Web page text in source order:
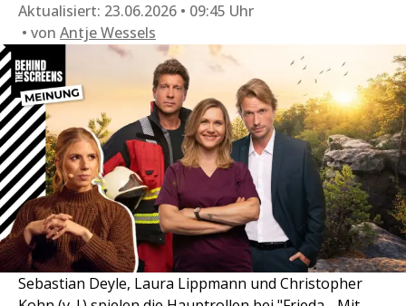
Aktualisiert: 23.06.2026 • 09:45 Uhr
von Antje Wessels
Sebastian Deyle, Laura Lippmann und Christopher